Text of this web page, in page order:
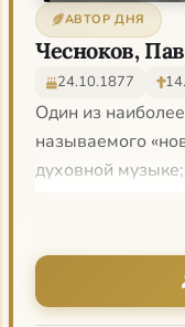
АВТОР ДНЯ
Чесноков,
24.10.1877
Один из
называемого
духовной
письмом,
традиционного
его
тяготение к